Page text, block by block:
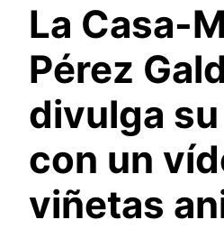
La Casa-
Pérez
divulga
con un
viñetas